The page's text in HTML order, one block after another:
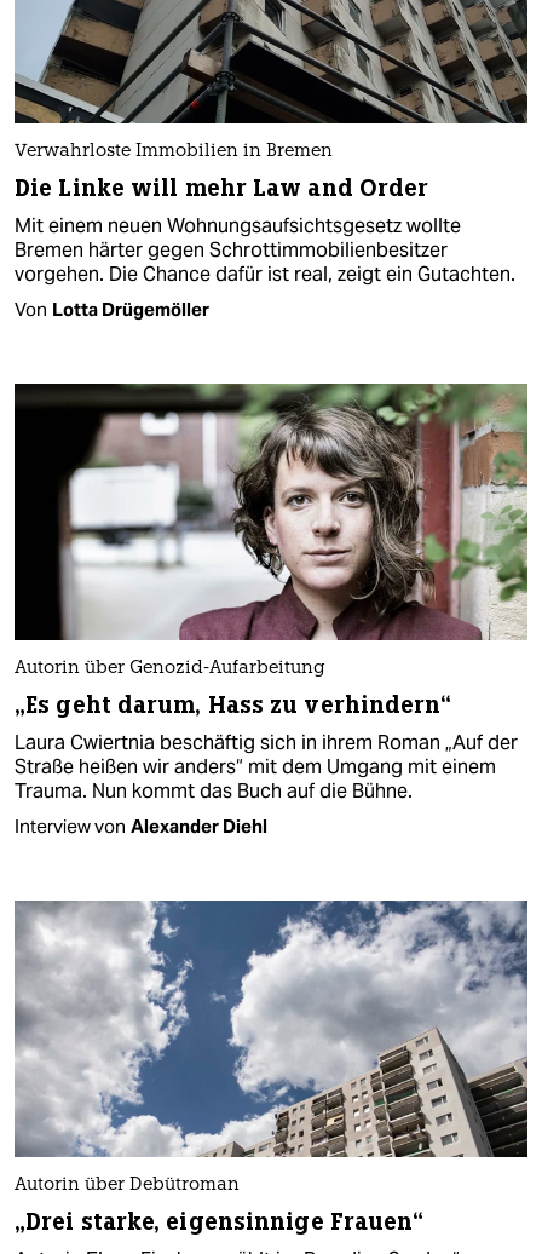
Verwahrloste Immobilien in Bremen
Die Linke will mehr Law and Order
Mit einem neuen Wohnungsaufsichtsgesetz wollte
Bremen härter gegen Schrottimmobilienbesitzer
vorgehen. Die Chance dafür ist real, zeigt ein Gutachten.
Von Lotta Drügemöller
Autorin über Genozid-Aufarbeitung
„Es geht darum, Hass zu verhindern“
Laura Cwiertnia beschäftig sich in ihrem Roman „Auf der
Straße heißen wir anders“ mit dem Umgang mit einem
Trauma. Nun kommt das Buch auf die Bühne.
Interview von Alexander Diehl
Autorin über Debütroman
„Drei starke, eigensinnige Frauen“